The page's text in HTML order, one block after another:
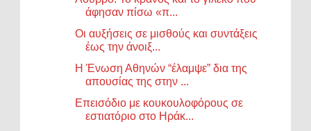
άφησαν πίσω «π...
Οι αυξήσεις σε μισθούς και συντάξεις
έως την άνοιξ...
Η Ένωση Αθηνών “έλαμψε” δια της
απουσίας της στην ...
Επεισόδιο με κουκουλοφόρους σε
εστιατόριο στο Ηράκ...